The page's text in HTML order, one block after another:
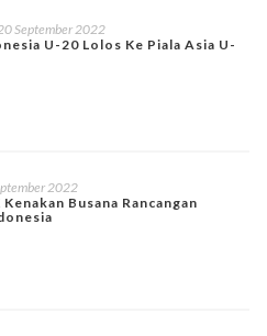
September 2022
U-20 Lolos Ke Piala Asia U-
2022
Busana Rancangan